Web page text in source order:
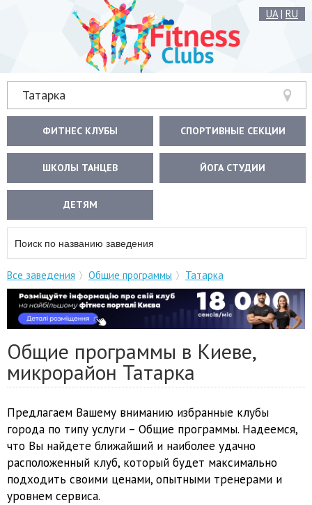
UA| RU
Татарка
ФИТНЕС КЛУБЫ СПОРТИВНЫЕ СЕКЦИИ
ШКОЛЫ ТАНЦЕВ ЙОГА СТУДИИ
ДЕТЯМ
Все заведения Общие программы Татарка
Общие программы в Киеве,
микрорайон Татарка
Предлагаем Вашему вниманию избранные клубы
города по типу услуги – Общие программы. Надеемся,
что Вы найдете ближайший и наиболее удачно
расположенный клуб, который будет максимально
подходить своими ценами, опытными тренерами и
уровнем сервиса.